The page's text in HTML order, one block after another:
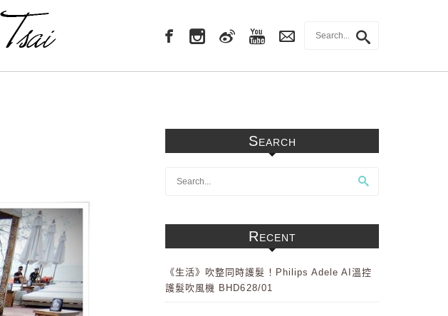
Search
Recent
《生活》吹整同時護髮！Philips Adele AI溫控
護髮吹風機 BHD628/01